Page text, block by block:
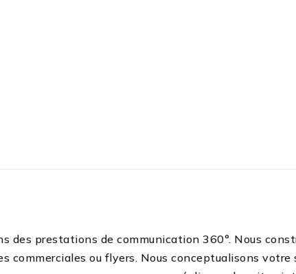
des prestations de communication 360°. Nous
commerciales ou flyers. Nous conceptualisons